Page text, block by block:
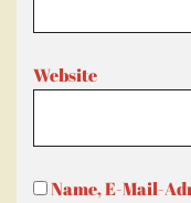
Website
Name, E-Mail-